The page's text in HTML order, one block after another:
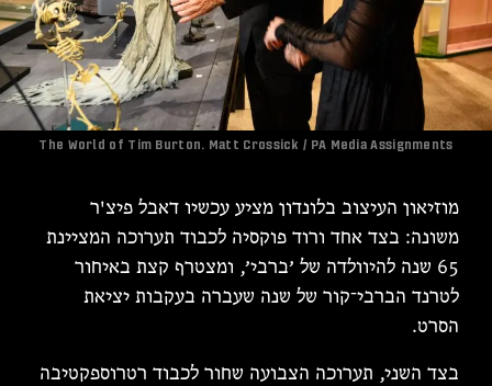
The World of Tim Burton. Matt Crossick / PA Media Assignments
מוזיאון העיצוב בלונדון מציע עכשיו דאבל פיצ'ר
משונה: בצד אחד ורוד פוקסיה לכבוד תערוכה המציינת
65 שנה להיוולדה של ׳ברבי׳, ומצטרף קצת באיחור
לטרנד הברבי־קור של שנה שעברה בעקבות יציאת
הסרט.
בצד השני, תערוכה הצבועה שחור לכבוד רטרוספקטיבה